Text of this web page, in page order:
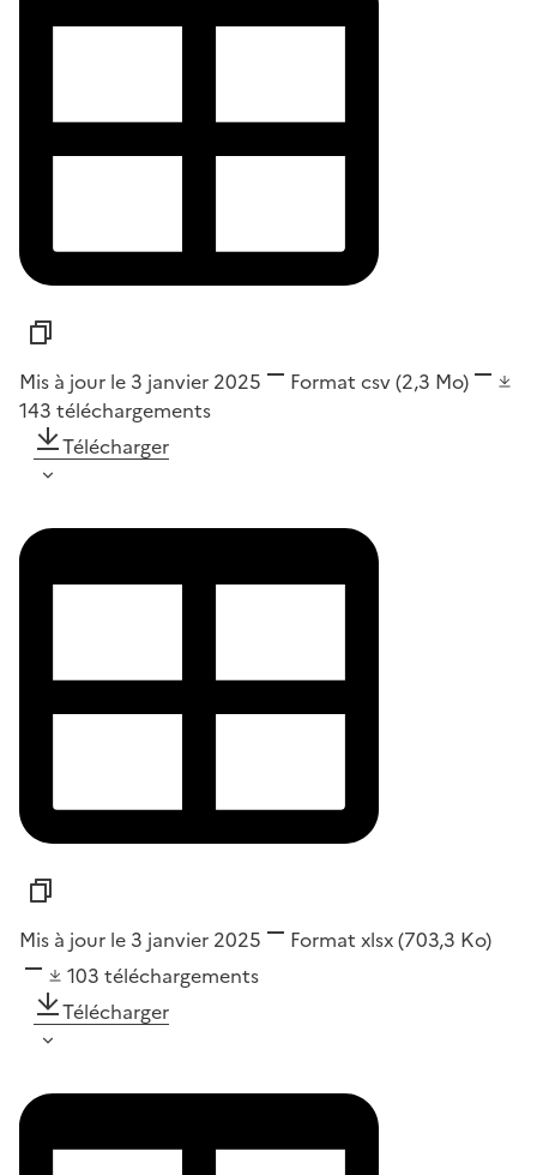
Mis à jour le 3 janvier 2025 Format csv(2,3 Mo)
143 téléchargements
Télécharger
Mis à jour le 3 janvier 2025 Format xlsx(703,3 Ko)
103 téléchargements
Télécharger